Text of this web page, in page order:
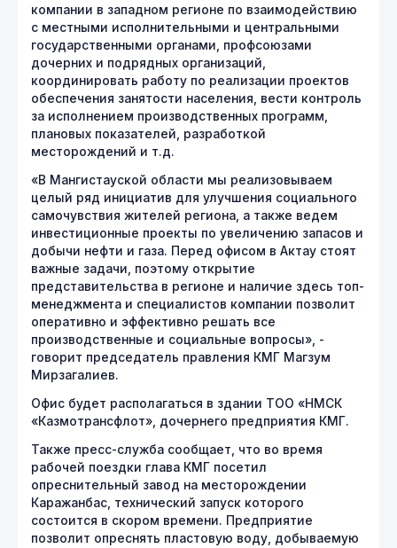
компании в западном регионе по взаимодействию
с местными исполнительными и центральными
государственными органами, профсоюзами
дочерних и подрядных организаций,
координировать работу по реализации проектов
обеспечения занятости населения, вести контроль
за исполнением производственных программ,
плановых показателей, разработкой
месторождений и т.д.
«В Мангистауской области мы реализовываем
целый ряд инициатив для улучшения социального
самочувствия жителей региона, а также ведем
инвестиционные проекты по увеличению запасов и
добычи нефти и газа. Перед офисом в Актау стоят
важные задачи, поэтому открытие
представительства в регионе и наличие здесь топ-
менеджмента и специалистов компании позволит
оперативно и эффективно решать все
производственные и социальные вопросы», -
говорит председатель правления КМГ Магзум
Мирзагалиев.
Офис будет располагаться в здании ТОО «НМСК
«Казмотрансфлот», дочернего предприятия КМГ.
Также пресс-служба сообщает, что во время
рабочей поездки глава КМГ посетил
опреснительный завод на месторождении
Каражанбас, технический запуск которого
состоится в скором времени. Предприятие
позволит опреснять пластовую воду, добываемую